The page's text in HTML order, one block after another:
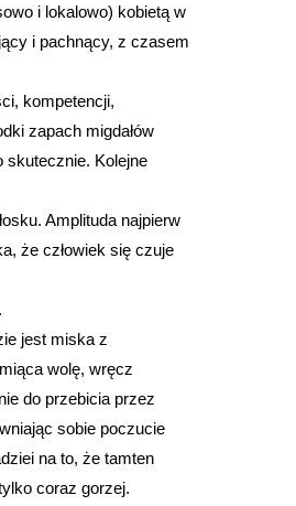
i lokalowo) kobietą w
i pachnący, z czasem
kompetencji,
zapach migdałów
skutecznie. Kolejne
Amplituda najpierw
że człowiek się czuje
jest miska z
wolę, wręcz
do przebicia przez
sobie poczucie
na to, że tamten
coraz gorzej.